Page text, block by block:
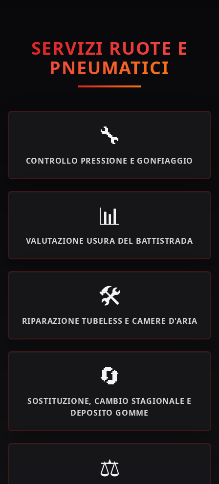
SERVIZI RUOTE E
PNEUMATICI
🔧
CONTROLLO PRESSIONE E GONFIAGGIO
📊
VALUTAZIONE USURA DEL BATTISTRADA
🛠️
RIPARAZIONE TUBELESS E CAMERE D'ARIA
🔄
SOSTITUZIONE, CAMBIO STAGIONALE E
DEPOSITO GOMME
⚖️